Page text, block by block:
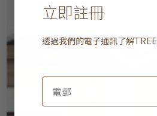
立即註冊
透過我們的電子通訊了解TREE